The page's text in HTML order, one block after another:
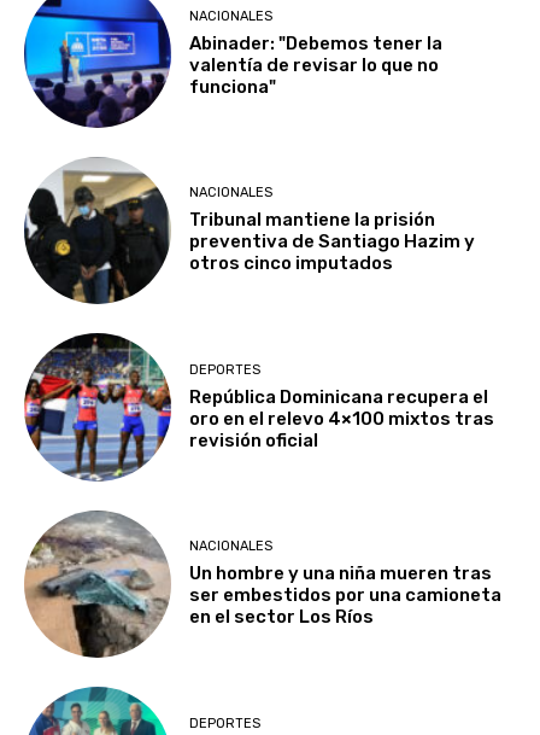
NACIONALES
Abinader: "Debemos tener la
valentía de revisar lo que no
funciona"
NACIONALES
Tribunal mantiene la prisión
preventiva de Santiago Hazim y
otros cinco imputados
DEPORTES
República Dominicana recupera el
oro en el relevo 4×100 mixtos tras
revisión oficial
NACIONALES
Un hombre y una niña mueren tras
ser embestidos por una camioneta
en el sector Los Ríos
DEPORTES